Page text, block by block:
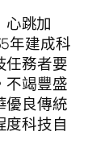
心跳加
年建成科
任務者要
不竭豐盛
優良傳統
科技自